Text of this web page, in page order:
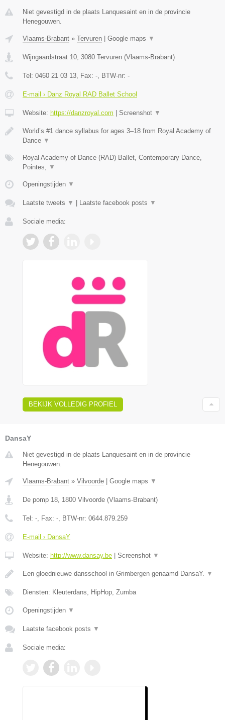
Niet gevestigd in de plaats Lanquesaint en in de provincie
Henegouwen.
Vlaams-Brabant » Tervuren | Google maps ▼
Wijngaardstraat 10 3080 Tervuren (Vlaams-Brabant)
Tel: 0460 21 03 13 , Fax: - , BTW-nr: -
E-mail › Danz Royal RAD Ballet School
Website: https://danzroyal.com | Screenshot ▼
World’s #1 dance syllabus for ages 3–18 from Royal Academy of
Dance ▼
Royal Academy of Dance (RAD) Ballet, Contemporary Dance,
Pointes,
▼
Openingstijden ▼
Laatste tweets ▼ | Laatste facebook posts ▼
Sociale media:
BEKIJK VOLLEDIG PROFIEL
DansaY
Niet gevestigd in de plaats Lanquesaint en in de provincie
Henegouwen.
Vlaams-Brabant » Vilvoorde | Google maps ▼
De pomp 18 1800 Vilvoorde (Vlaams-Brabant)
Tel: - , Fax: - , BTW-nr: 0644.879.259
E-mail › DansaY
Website: http://www.dansay.be | Screenshot ▼
Een gloednieuwe dansschool in Grimbergen genaamd DansaY. ▼
Diensten: Kleuterdans, HipHop, Zumba
Openingstijden ▼
Laatste facebook posts ▼
Sociale media: